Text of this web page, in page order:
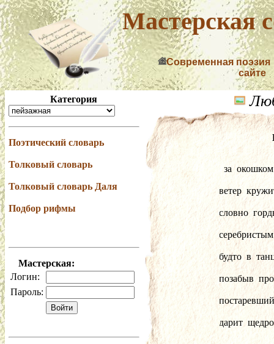
Мастерская
Современная поэзия
сайте
Категория
Поэтический словарь
Толковый словарь
Толковый словарь Даля
Подбор рифмы
Мастерская:
Логин:
Пароль:
за
ветер
словно
будто  в
позабыв
дарит